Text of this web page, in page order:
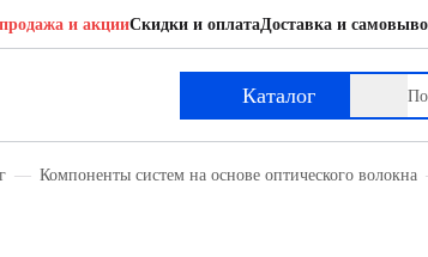
и акцииСкидки и оплатаДоставка и
Каталог
Компоненты систем на основе оптического волокна
130411-00147